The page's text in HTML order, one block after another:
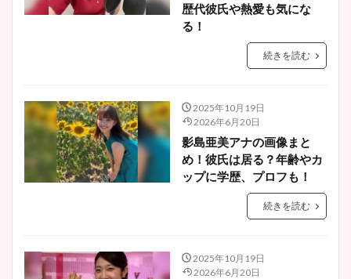
歴代彼氏や熱愛も気にな
る！
続きを読む
2025年10月19日
2026年6月20日
影島亜美アナの画像まと
め！彼氏は居る？年齢やカ
ップに学歴、プロフも！
続きを読む
2025年10月19日
2026年6月20日